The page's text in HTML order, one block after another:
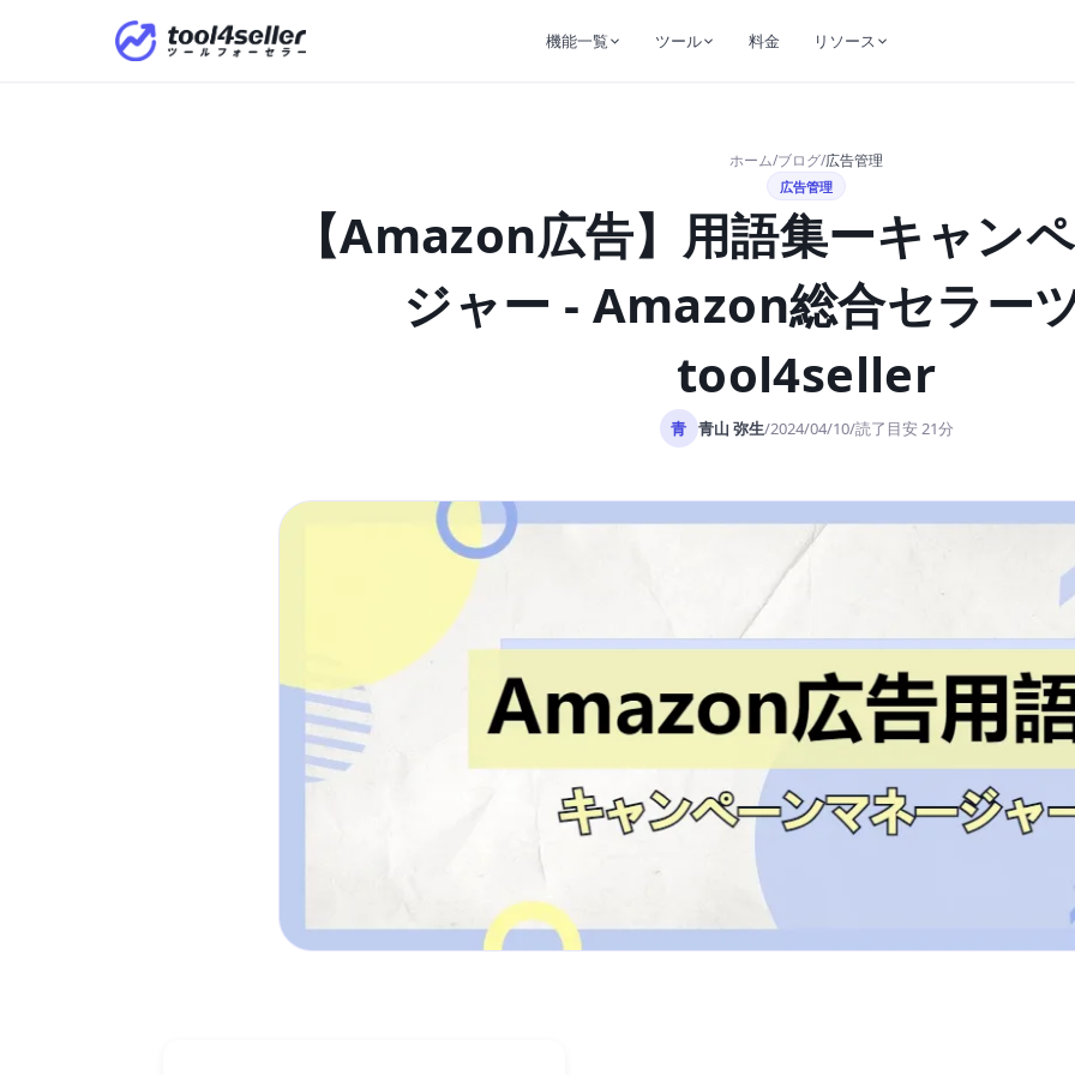
機能一覧 ツール 料金 リソース
ホーム/ブログ/広告管理
広告管理
【Amazon広告】用語集ーキャン
ジャー - Amazon総合セラー
tool4seller
青 青山 弥生/2024/04/10/読了目安 21分